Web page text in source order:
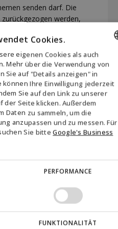
senden darf. Die
werden,
Biofuel Express unter
Informationen
personenbezogene Daten
Datenschutzrichtlinie.*
Cookies, um das Formular
Umstellung
ENGLISH
DANISH
GERMAN
NORWEGIAN
SWEDISH
Cookies.
eigenen Cookies als auch
Mehr über die Verwendung von
Sie auf "Details anzeigen" in
können Ihre Einwilligung jederzeit
Sie auf den Link zu unserer
der Seite klicken. Außerdem
Daten zu sammeln, um die
anzupassen und zu messen. Für
Sie bitteGoogle's Business
PERFORMANCE
FUNKTIONALITÄT